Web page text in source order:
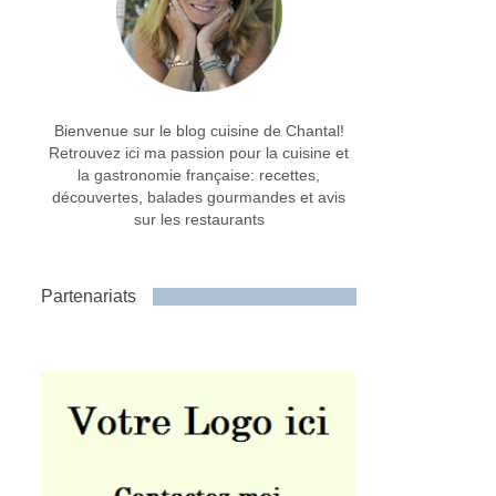
Bienvenue sur le blog cuisine de Chantal!
Retrouvez ici ma passion pour la cuisine et
la gastronomie française: recettes,
découvertes, balades gourmandes et avis
sur les restaurants
Partenariats